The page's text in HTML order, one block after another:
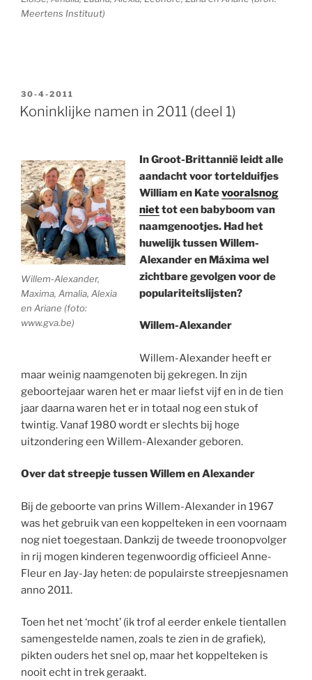
Meertens Instituut)
GEPLAATST
OP
30-4-2011
Koninklijke namen in 2011 (deel 1)
Willem-Alexander,
Maxima, Amalia, Alexia
en Ariane (foto:
www.gva.be)
In Groot-Brittannië leidt alle
aandacht voor tortelduifjes
William en Katevooralsnog
niettot een babyboom van
naamgenootjes. Had het
huwelijk tussen Willem-
Alexander en Máxima wel
zichtbare gevolgen voor de
populariteitslijsten?
Willem-Alexander
Willem-Alexander heeft er
maar weinig naamgenoten bij gekregen. In zijn
geboortejaar waren het er maar liefst vijf en in de tien
jaar daarna waren het er in totaal nog een stuk of
twintig. Vanaf 1980 wordt er slechts bij hoge
uitzondering een Willem-Alexander geboren.
Over dat streepje tussen Willem en Alexander
Bij de geboorte van prins Willem-Alexander in 1967
was het gebruik van een koppelteken in een voornaam
nog niet toegestaan. Dankzij de tweede troonopvolger
in rij mogen kinderen tegenwoordig officieel Anne-
Fleur en Jay-Jay heten: de populairste streepjesnamen
anno 2011.
Toen het net ‘mocht’ (ik trof al eerder enkele tientallen
samengestelde namen, zoals te zien in de grafiek),
pikten ouders het snel op, maar het koppelteken is
nooit echt in trek geraakt.